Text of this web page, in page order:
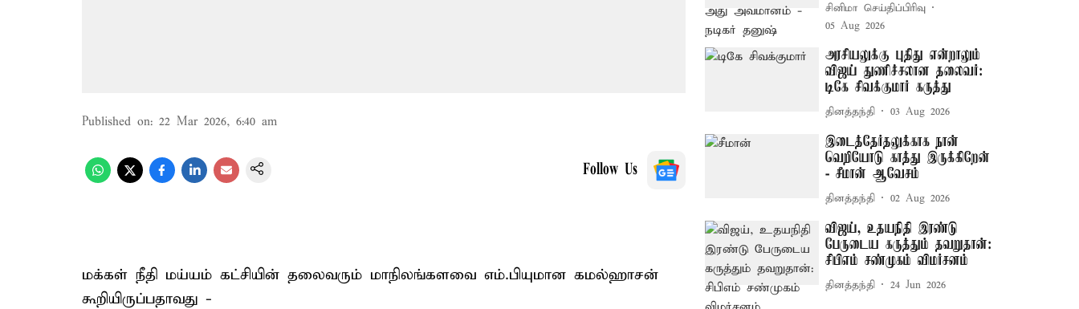
Published on: 22 Mar 2026, 6:40 am
Follow Us
மக்கள் நீதி மய்யம் கட்சியின் தலைவரும் மாநிலங்களவை எம்.பியுமான கமல்ஹாசன்
கூறியிருப்பதாவது -
சினிமா செய்திப்பிரிவு
05 Aug 2026
அரசியலுக்கு புதிது என்றாலும்
விஜய் துணிச்சலான தலைவர்:
டிகே சிவக்குமார் கருத்து
தினத்தந்தி 03 Aug 2026
இடைத்தேர்தலுக்காக நான்
வெறியோடு காத்து இருக்கிறேன்
- சீமான் ஆவேசம்
தினத்தந்தி 02 Aug 2026
விஜய், உதயநிதி இரண்டு
பேருடைய கருத்தும் தவறுதான்:
சிபிஎம் சண்முகம் விமர்சனம்
தினத்தந்தி 24 Jun 2026